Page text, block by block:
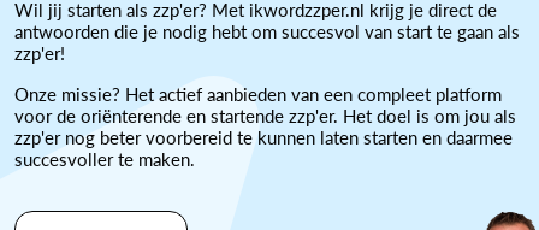
Wil jij starten als zzp'er? Met ikwordzzper.nl krijg je direct de
antwoorden die je nodig hebt om succesvol van start te gaan als
zzp'er!
Onze missie? Het actief aanbieden van een compleet platform
voor de oriënterende en startende zzp'er. Het doel is om jou als
zzp'er nog beter voorbereid te kunnen laten starten en daarmee
succesvoller te maken.